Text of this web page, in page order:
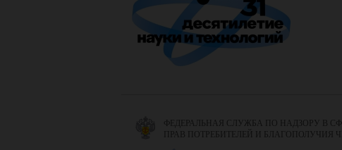
ФЕДЕРАЛЬНАЯ СЛУЖБА ПО НАДЗОРУ В
ПРАВ ПОТРЕБИТЕЛЕЙ И БЛАГОПОЛУЧИЯ